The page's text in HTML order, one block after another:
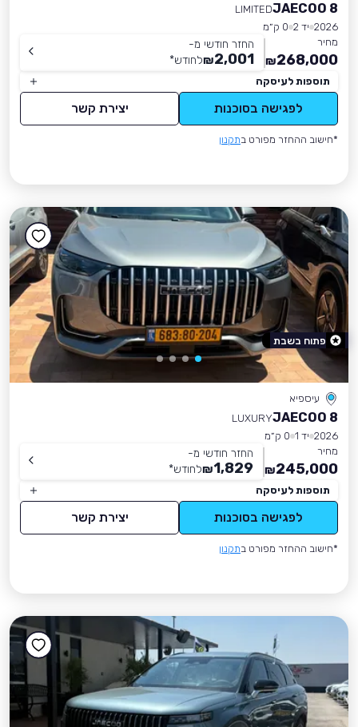
JAECOO 8
LIMITED
2026 יד 2
0 ק״מ
מחיר
268,000
₪
החזר חודשי מ-
2,001
₪לחודש*
תוספות לעיסקה
לפגישה בסוכנות יצירת קשר
*חישוב ההחזר מפורט בתקנון
עיספיא
JAECOO 8
LUXURY
2026 יד 1
0 ק״מ
מחיר
245,000
₪
החזר חודשי מ-
1,829
₪לחודש*
תוספות לעיסקה
לפגישה בסוכנות יצירת קשר
*חישוב ההחזר מפורט בתקנון
פתוח בשבת